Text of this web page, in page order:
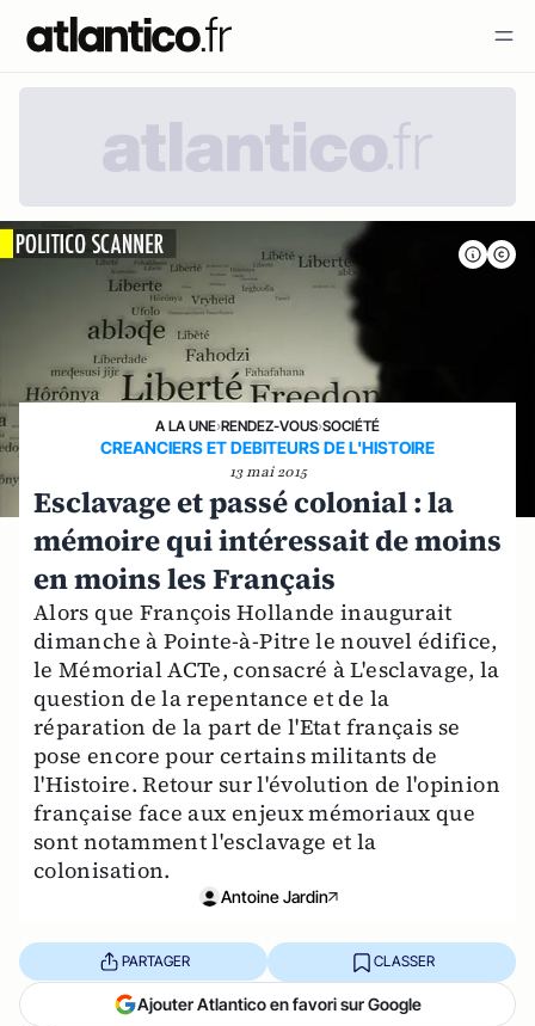
A LA UNE›RENDEZ-VOUS›SOCIÉTÉ
CREANCIERS ET DEBITEURS DE L'HISTOIRE
13 mai 2015
Esclavage et passé colonial : la
mémoire qui intéressait de moins
en moins les Français
Alors que François Hollande inaugurait
dimanche à Pointe-à-Pitre le nouvel édifice,
le Mémorial ACTe, consacré à L'esclavage, la
question de la repentance et de la
réparation de la part de l'Etat français se
pose encore pour certains militants de
l'Histoire. Retour sur l'évolution de l'opinion
française face aux enjeux mémoriaux que
sont notamment l'esclavage et la
colonisation.
Antoine Jardin
PARTAGER CLASSER
Ajouter Atlantico en favori sur Google